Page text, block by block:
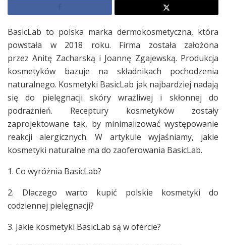
BasicLab to polska marka dermokosmetyczna, która
powstała w 2018 roku. Firma została założona
przez Anitę Zacharską i Joannę Zgajewską. Produkcja
kosmetyków bazuje na składnikach pochodzenia
naturalnego. Kosmetyki BasicLab jak najbardziej nadają
się do pielęgnacji skóry wrażliwej i skłonnej do
podrażnień. Receptury kosmetyków zostały
zaprojektowane tak, by minimalizować występowanie
reakcji alergicznych. W artykule wyjaśniamy, jakie
kosmetyki naturalne ma do zaoferowania BasicLab.
1. Co wyróżnia BasicLab?
2. Dlaczego warto kupić polskie kosmetyki do
codziennej pielęgnacji?
3. Jakie kosmetyki BasicLab są w ofercie?